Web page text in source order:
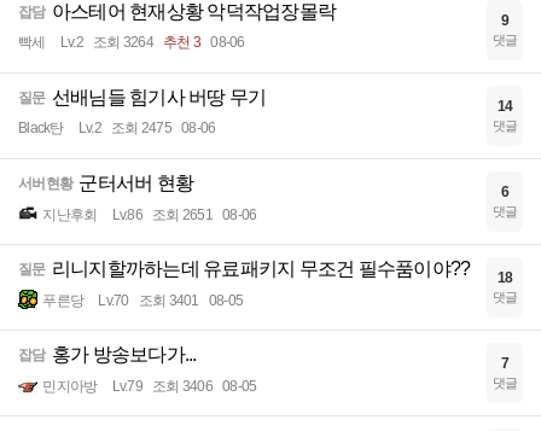
잡담 아스테어 현재상황 악덕작업장몰락
빡세 Lv.2 조회 3264 추천 3 08-06
9
댓글
질문 선배님들 힘기사 버땅 무기
Black탄 Lv.2 조회 2475 08-06
14
댓글
서버현황 군터서버 현황
지난후회 Lv.86 조회 2651 08-06
6
댓글
질문 리니지할까하는데 유료패키지 무조건 필수품이야??
푸른당 Lv.70 조회 3401 08-05
18
댓글
잡담 홍가 방송보다가...
민지아방 Lv.79 조회 3406 08-05
7
댓글